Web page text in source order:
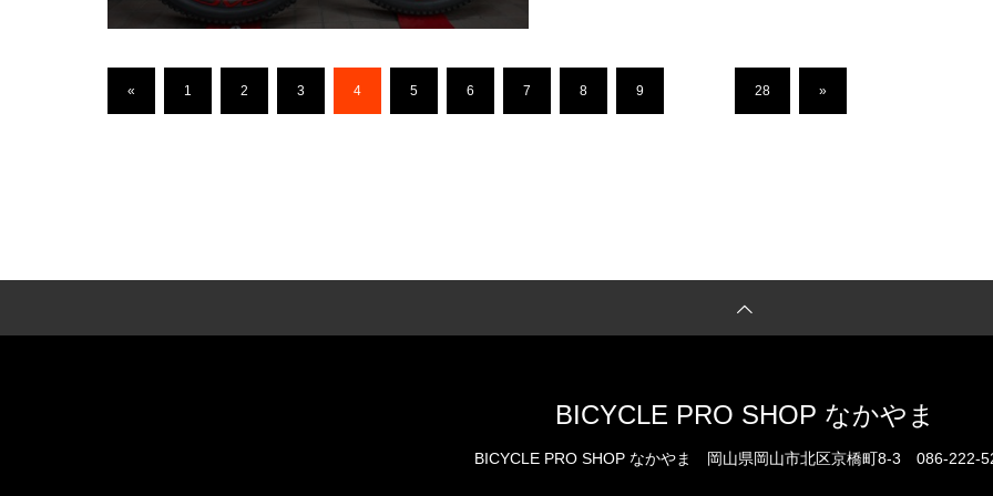
« 1 2 3 4 5 6 7 8 9 28 »
BICYCLE PRO SHOP なかやま
BICYCLE PRO SHOP なかやま 岡山県岡山市北区京橋町8-3 086-222-